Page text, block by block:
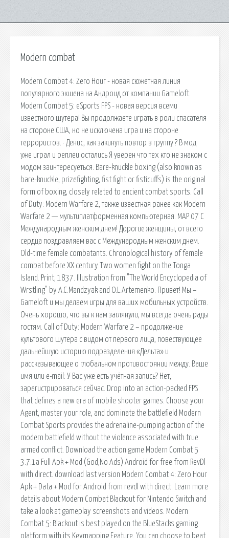
Modern combat
Modern Combat 4: Zero Hour - новая сюжетная линия
популярного экшена на Андроид от компании Gameloft.
Modern Combat 5: eSports FPS - новая версия всеми
известного шутера! Вы продолжаете играть в роли спасателя
на стороне США, но не исключена игра и на стороне
террористов. · Денис, как закинуть повтор в группу ? В мод
уже играл и реплеи остались Я уверен что тех кто не знаком с
модом заинтересуеться. Bare-knuckle boxing (also known as
bare-knuckle, prizefighting, fist fight or fisticuffs) is the original
form of boxing, closely related to ancient combat sports. Call
of Duty: Modern Warfare 2, также известная ранее как Modern
Warfare 2 — мультиплатформенная компьютерная. МАР 07 С
Международным женским днем! Дорогие женщины, от всего
сердца поздравляем вас c Международным женским днем.
Old-time female combatants. Chronological history of female
combat before XX century Two women fight on the Tonga
Island. Print, 1837. Illustration from "The World Encyclopedia of
Wrstling" by A.C.Mandzyak and O.L.Artemenko. Привет! Мы –
Gameloft и мы делаем игры для ваших мобильных устройств.
Очень хорошо, что вы к нам заглянули, мы всегда очень рады
гостям. Call of Duty: Modern Warfare 2 – продолжение
культового шутера с видом от первого лица, повествующее
дальнейшую историю подразделения «Дельта» и
рассказывающее о глобальном противостоянии между. Ваше
имя или e-mail: У Вас уже есть учётная запись? Нет,
зарегистрироваться сейчас. Drop into an action-packed FPS
that defines a new era of mobile shooter games. Choose your
Agent, master your role, and dominate the battlefield Modern
Combat Sports provides the adrenaline-pumping action of the
modern battlefield without the violence associated with true
armed conflict. Download the action game Modern Combat 5
3.7.1a Full Apk + Mod (God,No Ads) Android for free from RevDl
with direct. download last version Modern Combat 4: Zero Hour
Apk + Data + Mod for Android from revdl with direct. Learn more
details about Modern Combat Blackout for Nintendo Switch and
take a look at gameplay screenshots and videos. Modern
Combat 5: Blackout is best played on the BlueStacks gaming
platform with its Keymapping Feature. You can choose to beat